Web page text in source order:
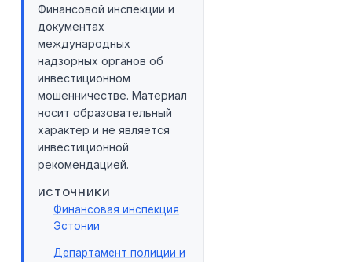
Финансовой инспекции и
документах
международных
надзорных органов об
инвестиционном
мошенничестве. Материал
носит образовательный
характер и не является
инвестиционной
рекомендацией.
ИСТОЧНИКИ
Финансовая инспекция
Эстонии
Департамент полиции и